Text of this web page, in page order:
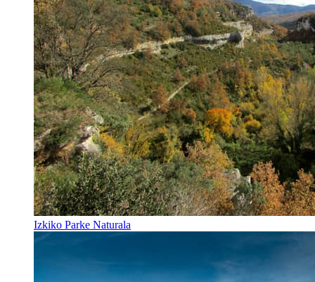
Izkiko Parke Naturala